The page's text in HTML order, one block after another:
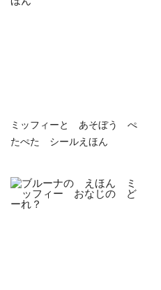
ミッフィーと あそぼう ぺ
たぺた シールえほん